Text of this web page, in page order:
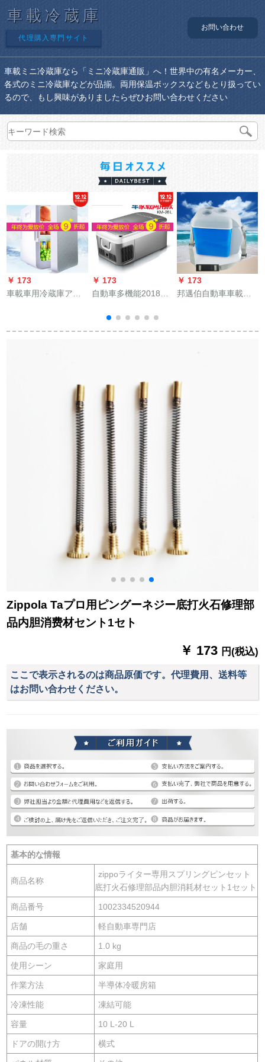
車載冷蔵庫
代理購入専門サイト
お問い合わせ
車載ミニ冷蔵庫なら「ミニ冷蔵庫通販」へ！世界中の有名メーカー、
各式のミニ冷蔵庫などが品揃。両用保温ボックスなどもとり扱ってい
るので、もし興味がありましたらぜひお問い合わせください
￥ 173
車載車用冷蔵庫アイ
20 L大容量220 v+12
￥ 173
自動車多機能2018新
車載冷蔵庫家兼用ミ
ニ冷蔵庫小型寮冷蔵
￥ 173
邦邁伯自動車車載冷
品冷蔵学生寮シゲル
Zippola Taプロ用ピングーネジー底打火石修理部
品内胆消费材セント1セト
￥ 173 円(税込)
ここで表示されるのは商品原価です。代理費用、送料等
はお問い合わせください。
基本的な情報
商品名称
zippoライター専用スプリングピンセット
底打火石修理部品内胆消耗材セット1セット
商品番号 1002334520944
店舗 軽自動車専門店
商品の毛の重さ 1.0 kg
使用シーン 家庭用
作業方法 半導体冷暖房箱
冷凍性能 凍結可能
容量 10 L-20 L
ドアの開け方 横式